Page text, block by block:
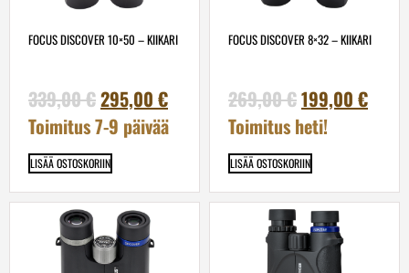
FOCUS DISCOVER 10×50 – KIIKARI
339,00€295,00 €
Toimitus 7-9 päivää
LISÄÄ OSTOSKORIIN
FOCUS DISCOVER 8×32 – KIIKARI
269,00€199,00 €
Toimitus heti!
LISÄÄ OSTOSKORIIN